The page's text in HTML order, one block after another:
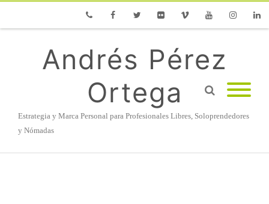
Andrés Pérez
Ortega
Estrategia y Marca Personal para Profesionales Libres, Soloprendedores
y Nómadas